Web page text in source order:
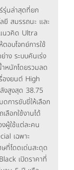
รุ่นล่าสุดที่ยก
ยี สมรรถนะ และ
นวคิด Ultra
อบโจทย์การใช้
าง ระบบคันเร่ง
หนักโดยรวมลด
องยนต์ High
งสูงสุด 38.75
การขับขี่ให้เลือก
ลือกใช้งานได้
ผู้ใช้แต่ละคน
เฉพาะ
ที่โดดเด่นสะดุด
เปิดราคาที่